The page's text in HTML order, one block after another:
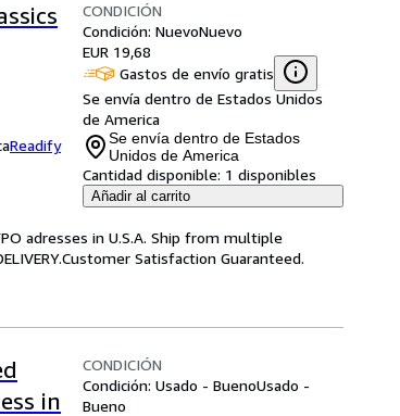
Readify
CONDICIÓN
Condición: NuevoNuevo
EUR 19,68
Gastos de envío gratis
Se envía dentro de Estados Unidos
de America
Se envía dentro de Estados
Unidos de America
Cantidad disponible: 1 disponibles
Añadir al carrito
adresses in U.S.A. Ship from multiple
Satisfaction Guaranteed.
in
CONDICIÓN
Condición: Usado - BuenoUsado -
Bueno